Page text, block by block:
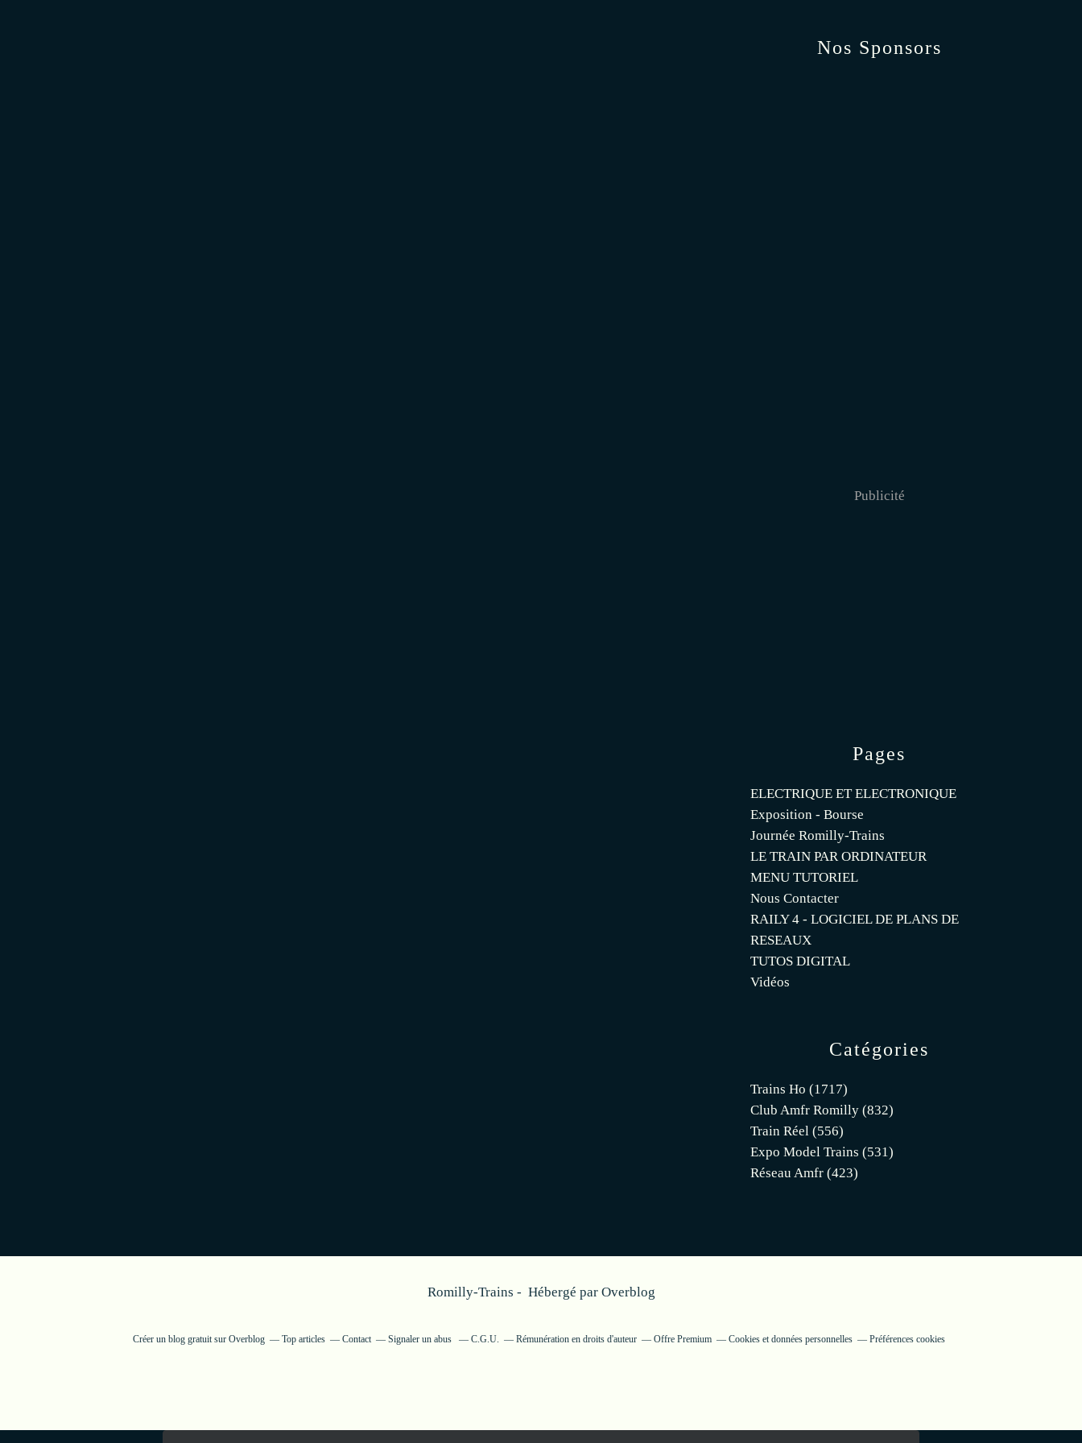
Catégories
Trains Ho (1717)
Club Amfr Romilly (832)
Train Réel (556)
Expo Model Trains (531)
Réseau Amfr (423)
Pages
ELECTRIQUE ET ELECTRONIQUE
Exposition - Bourse
Journée Romilly-Trains
LE TRAIN PAR ORDINATEUR
MENU TUTORIEL
Nous Contacter
RAILY 4 - LOGICIEL DE PLANS DE
RESEAUX
TUTOS DIGITAL
Vidéos
Nos Sponsors
Publicité
Romilly-Trains - Hébergé par Overblog
Créer un blog gratuit sur Overblog Top articles Contact Signaler un abus C.G.U. Rémunération en droits d'auteur Offre Premium Cookies et données personnelles Préférences cookies